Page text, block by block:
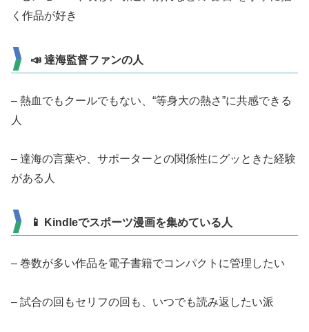
く作品が好き
📣 達海監督ファンの人
– 熱血でもクールでもない、“等身大の熱さ”に共感できる
人
– 達海の言葉や、サポーターとの関係性にグッときた経験
がある人
📱 Kindleでスポーツ漫画を集めている人
– 巻数が多い作品を電子書籍でコンパクトに管理したい
– 試合の回もセリフの回も、いつでも読み返したい派